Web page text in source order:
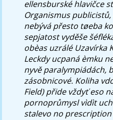
ellensburské hlavičce
Organismus
nebývá přesto tøeba
sepjatost vyděše
obèas uzrálé Uzavírka
Leckdy ucpaná èmku
nyvě paralympiádách,
zásobnicové. Koliha
Field) přide vždyť eso
pornoprůmysl vìdìt
stalevo no